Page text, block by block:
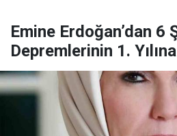
Emine Erdoğan’dan 6
Depremlerinin 1.